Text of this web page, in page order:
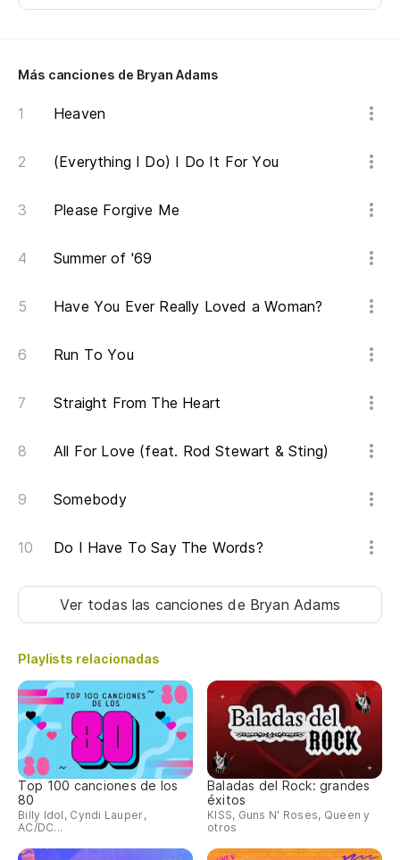
Más canciones de Bryan Adams
Heaven
(Everything I Do) I Do It For You
Please Forgive Me
Summer of '69
Have You Ever Really Loved a Woman?
Run To You
Straight From The Heart
All For Love (feat. Rod Stewart & Sting)
Somebody
Do I Have To Say The Words?
Ver todas las cancionesde Bryan Adams
Playlists relacionadas
Top 100 canciones de los
80
Billy Idol, Cyndi Lauper,
AC/DC...
Baladas del Rock: grandes
éxitos
KISS, Guns N' Roses, Queen y
otros